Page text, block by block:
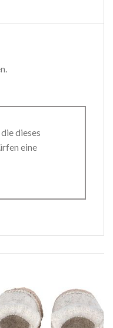
dieses
eine